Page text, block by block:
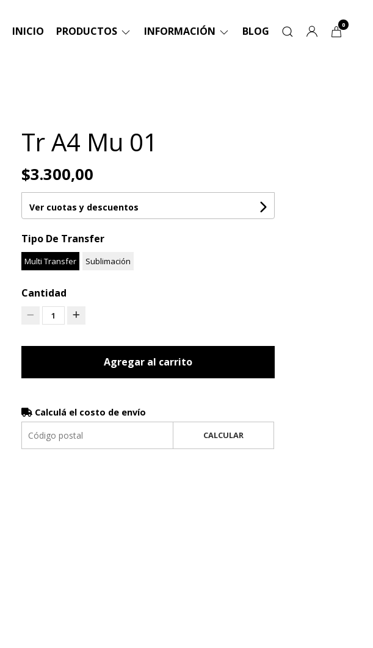
INICIO PRODUCTOS INFORMACIÓN BLOG 0
Tr A4 Mu 01
$3.300,00
Ver cuotas y descuentos
Tipo De Transfer
Multi Transfer Sublimación
Cantidad
1
Agregar al carrito
Calculá el costo de envío
CALCULAR